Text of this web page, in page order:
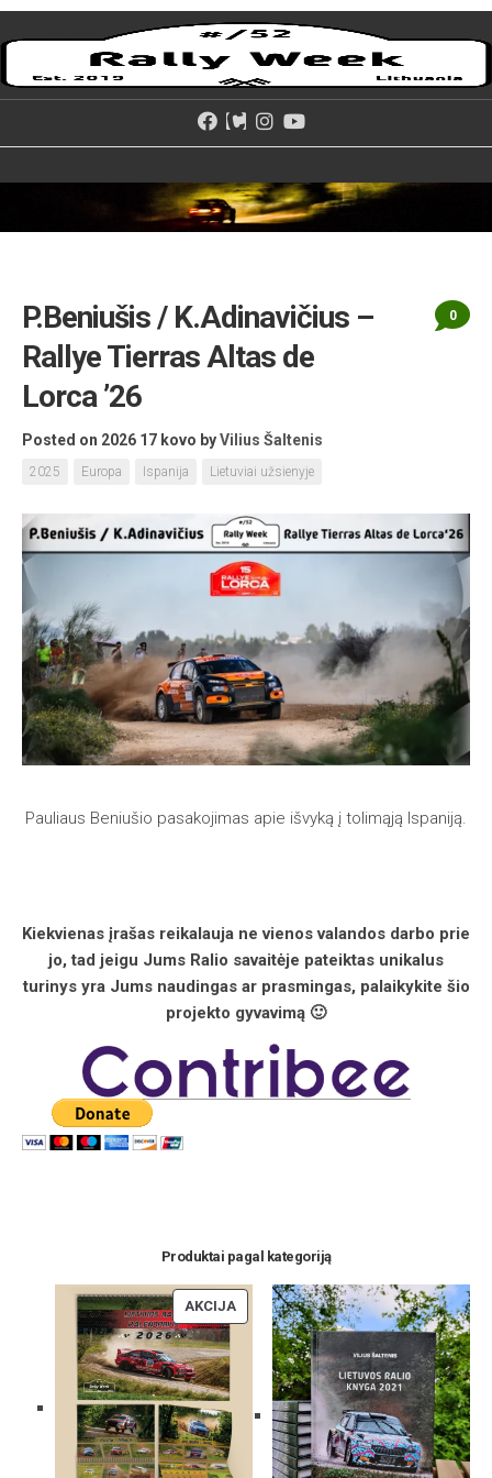
Skip
to
P.Beniušis / K.Adinavičius –
Rallye Tierras Altas de
Lorca ’26
Posted on 2026 17 kovo byVilius Šaltenis
2025 Europa Ispanija Lietuviai užsienyje
0
Pauliaus Beniušio pasakojimas apie išvyką į tolimąją Ispaniją.
Kiekvienas įrašas reikalauja ne vienos valandos darbo prie
jo, tad jeigu Jums Ralio savaitėje pateiktas unikalus
turinys yra Jums naudingas ar prasmingas, palaikykite šio
projekto gyvavimą 🙂
Produktai pagal kategoriją
AKCIJAPRODUKTAS
NUOLAIDA